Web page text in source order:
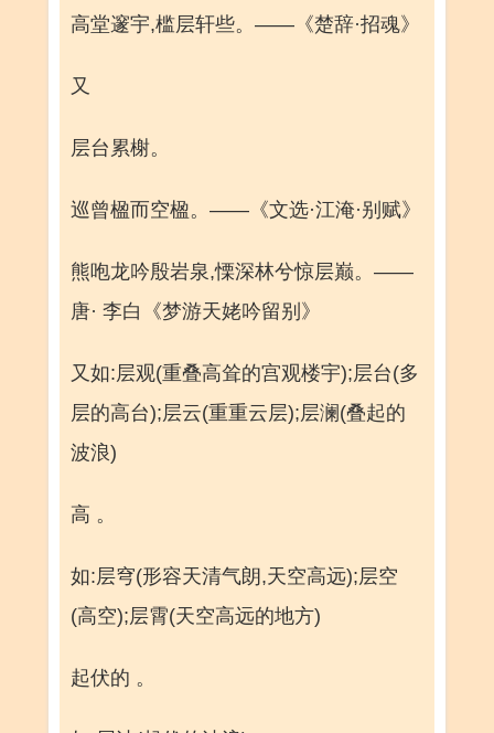
高堂邃宇,槛层轩些。——《楚辞·招魂》
又
层台累榭。
巡曾楹而空楹。——《文选·江淹·别赋》
熊咆龙吟殷岩泉,慄深林兮惊层巅。——
唐· 李白《梦游天姥吟留别》
又如:层观(重叠高耸的宫观楼宇);层台(多
层的高台);层云(重重云层);层澜(叠起的
波浪)
高 。
如:层穹(形容天清气朗,天空高远);层空
(高空);层霄(天空高远的地方)
起伏的 。